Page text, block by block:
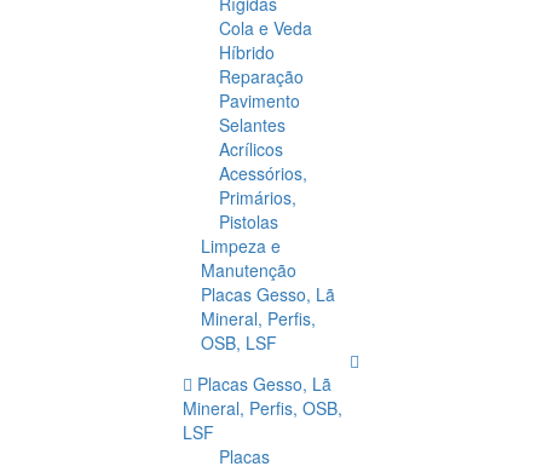
Cola e Veda
Híbrido
Reparação
Pavimento
Selantes
Acrílicos
Acessórios,
Primários,
Pistolas
Limpeza e
Manutenção
Placas Gesso, Lã
Mineral, Perfis,
OSB, LSF
Placas Gesso, Lã
Mineral, Perfis, OSB,
LSF
Placas